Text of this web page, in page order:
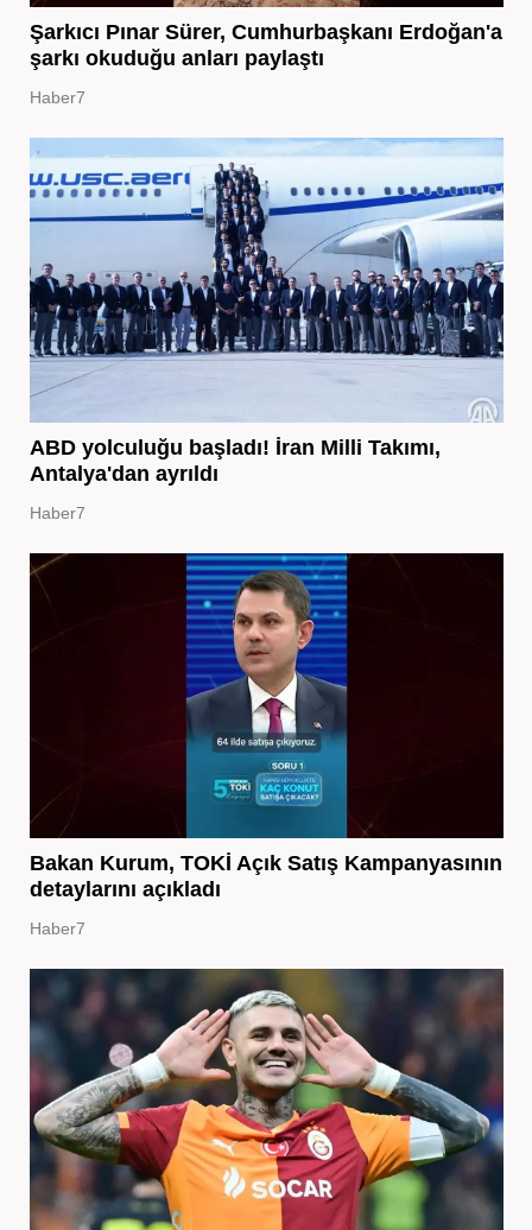
Şarkıcı Pınar Sürer, Cumhurbaşkanı Erdoğan'a
şarkı okuduğu anları paylaştı
Haber7
ABD yolculuğu başladı! İran Milli Takımı,
Antalya'dan ayrıldı
Haber7
Bakan Kurum, TOKİ Açık Satış Kampanyasının
detaylarını açıkladı
Haber7